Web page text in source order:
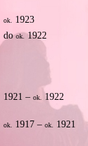
ok. 1923
dook.1922
1921 –ok. 1922
ok. 1917 –ok. 1921